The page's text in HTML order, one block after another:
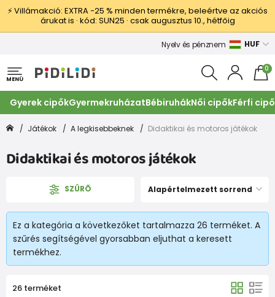
⚡ Villámakció: EXTRA −25 % minden termékre, beleértve az akciós
árukat is · kód: SUN25 · csak augusztus 10., hétfőig
Nyelv és pénznem HUF
MENÜ
0
Gyerek cipőkGyermekruházatBébiruhákNői cipőkFérfi
Játékok A legkisebbeknek Didaktikai és motoros játékok
Didaktikai és motoros játékok
SZÛRÕ Alapértelmezett sorrend
Ez a kategória a következőket tartalmazza 26 terméket. A
szűrés segítségével gyorsabban eljuthat a keresett
termékhez.
26 terméket